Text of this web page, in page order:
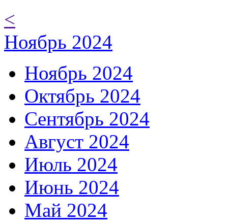
<
Ноябрь 2024
Ноябрь 2024
Октябрь 2024
Сентябрь 2024
Август 2024
Июль 2024
Июнь 2024
Май 2024